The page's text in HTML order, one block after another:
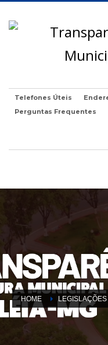
Telefones Úteis
Perguntas Frequentes
HOME LEGISLAÇÕES